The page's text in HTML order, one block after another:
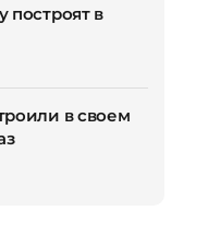
в
в своем